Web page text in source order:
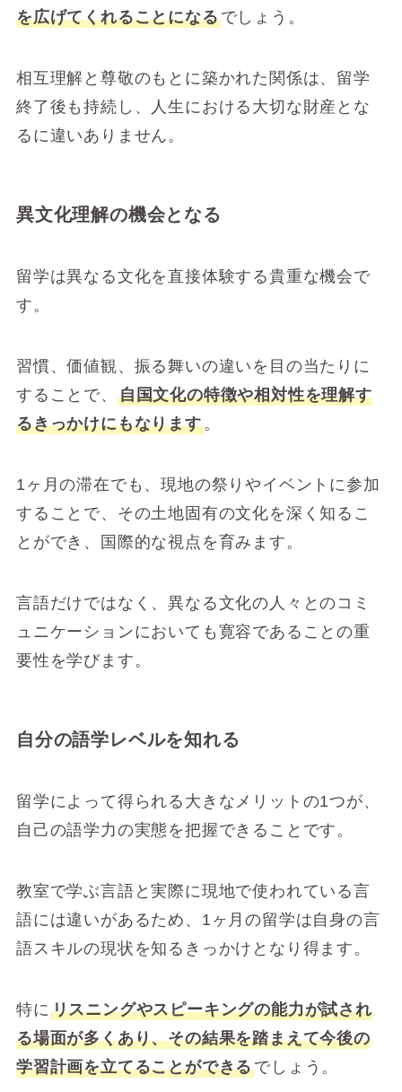
を広げてくれることになるでしょう。
相互理解と尊敬のもとに築かれた関係は、留学
終了後も持続し、人生における大切な財産とな
るに違いありません。
異文化理解の機会となる
留学は異なる文化を直接体験する貴重な機会で
す。
習慣、価値観、振る舞いの違いを目の当たりに
することで、 自国文化の特徴や相対性を理解す
るきっかけにもなります。
1ヶ月の滞在でも、現地の祭りやイベントに参加
することで、その土地固有の文化を深く知るこ
とができ、国際的な視点を育みます。
言語だけではなく、異なる文化の人々とのコミ
ュニケーションにおいても寛容であることの重
要性を学びます。
自分の語学レベルを知れる
留学によって得られる大きなメリットの1つが、
自己の語学力の実態を把握できることです。
教室で学ぶ言語と実際に現地で使われている言
語には違いがあるため、1ヶ月の留学は自身の言
語スキルの現状を知るきっかけとなり得ます。
特にリスニングやスピーキングの能力が試され
る場面が多くあり、その結果を踏まえて今後の
学習計画を立てることができるでしょう。